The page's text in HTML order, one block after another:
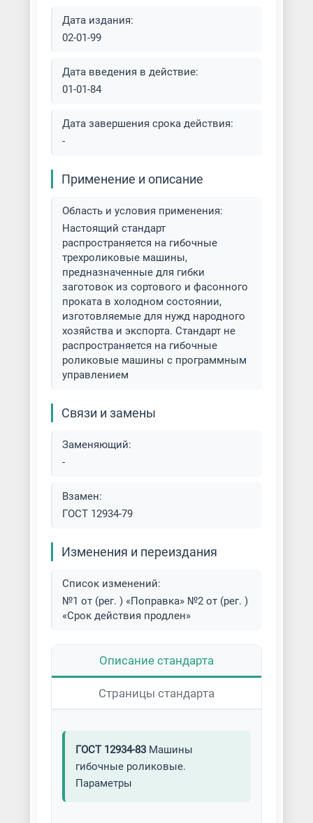
Дата издания:
02-01-99
Дата введения в действие:
01-01-84
Дата завершения срока действия:
-
Применение и описание
Область и условия применения:
Настоящий стандарт
распространяется на гибочные
трехроликовые машины,
предназначенные для гибки
заготовок из сортового и фасонного
проката в холодном состоянии,
изготовляемые для нужд народного
хозяйства и экспорта. Стандарт не
распространяется на гибочные
роликовые машины с программным
управлением
Связи и замены
Заменяющий:
-
Взамен:
ГОСТ 12934-79
Изменения и переиздания
Список изменений:
№1 от (рег. ) «Поправка» №2 от (рег. )
«Срок действия продлен»
Описание стандарта
Страницы стандарта
ГОСТ 12934-83Машины
гибочные роликовые.
Параметры